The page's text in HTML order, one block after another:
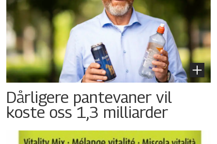
Dårligere pantevaner vil
koste oss 1,3 milliarder